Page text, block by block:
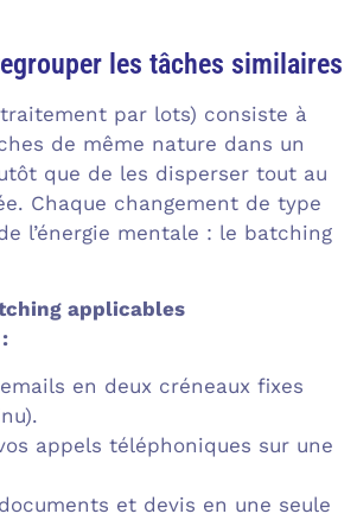
les tâches similaires
par lots) consiste à
de même nature dans un
que de les disperser tout au
Chaque changement de type
l’énergie mentale : le batching
applicables
en deux créneaux fixes
appels téléphoniques sur une
et devis en une seule